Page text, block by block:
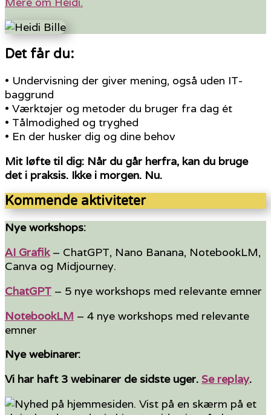
Det får du:
• Undervisning der giver mening, også uden IT-
baggrund
• Værktøjer og metoder du bruger fra dag ét
• Tålmodighed og tryghed
• En der husker dig og dine behov
Mit løfte til dig: Når du går herfra, kan du bruge
det i praksis. Ikke i morgen. Nu.
Kommende aktiviteter
Nye workshops:
AI Grafik– ChatGPT, Nano Banana, NotebookLM,
Canva og Midjourney.
ChatGPT – 5 nye workshops med relevante emner
NotebookLM – 4 nye workshops med relevante
emner
Nye webinarer:
Vi har haft 3 webinarer de sidste uger. Se replay.